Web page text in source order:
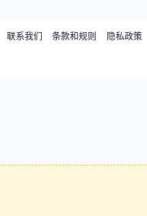
联系我们 条款和规则 隐私政策